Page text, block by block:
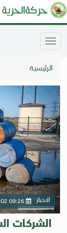
الرئيسية
الاخبار 09:26
الشركات